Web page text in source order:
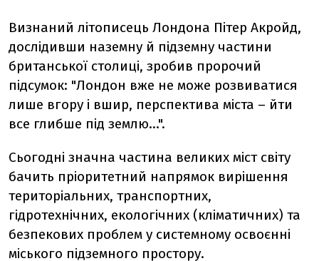
Визнаний літописець Лондона Пітер Акройд,
дослідивши наземну й підземну частини
британської столиці, зробив пророчий
підсумок: "Лондон вже не може розвиватися
лише вгору і вшир, перспектива міста – йти
все глибше під землю…".
Сьогодні значна частина великих міст світу
бачить пріоритетний напрямок вирішення
територіальних, транспортних,
гідротехнічних, екологічних (кліматичних) та
безпекових проблем у системному освоєнні
міського підземного простору.